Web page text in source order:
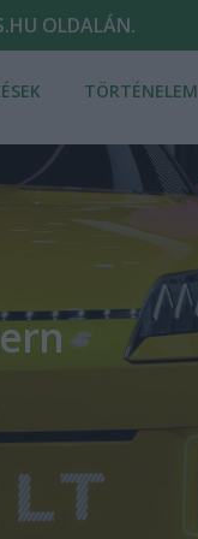
OLDALÁN.
TÖRTÉNELEM